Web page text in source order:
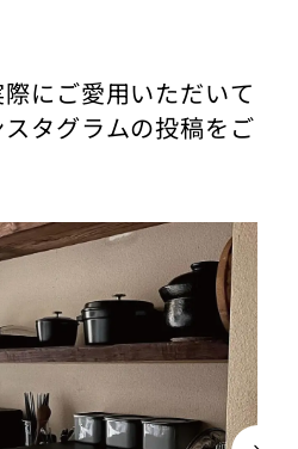
にご愛用いただいて
タグラムの投稿をご